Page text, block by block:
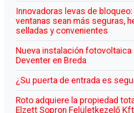
Innovadoras levas de
ventanas sean más seguras,
selladas y convenientes
Nueva instalación fotovoltaica
Deventer en Breda
¿Su puerta de entrada es
Roto adquiere la propiedad
Elzett Sopron Felületkezelő